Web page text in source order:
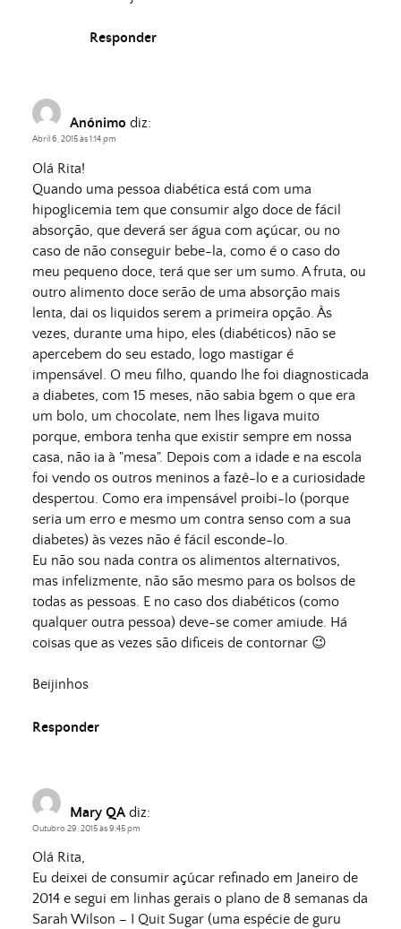
Responder
Anónimo diz:
Abril 6, 2015 às 1:14 pm
Olá Rita!
Quando uma pessoa diabética está com uma
hipoglicemia tem que consumir algo doce de fácil
absorção, que deverá ser água com açúcar, ou no
caso de não conseguir bebe-la, como é o caso do
meu pequeno doce, terá que ser um sumo. A fruta, ou
outro alimento doce serão de uma absorção mais
lenta, dai os liquidos serem a primeira opção. Às
vezes, durante uma hipo, eles (diabéticos) não se
apercebem do seu estado, logo mastigar é
impensável. O meu filho, quando lhe foi diagnosticada
a diabetes, com 15 meses, não sabia bgem o que era
um bolo, um chocolate, nem lhes ligava muito
porque, embora tenha que existir sempre em nossa
casa, não ia à "mesa". Depois com a idade e na escola
foi vendo os outros meninos a fazê-lo e a curiosidade
despertou. Como era impensável proibi-lo (porque
seria um erro e mesmo um contra senso com a sua
diabetes) às vezes não é fácil esconde-lo.
Eu não sou nada contra os alimentos alternativos,
mas infelizmente, não são mesmo para os bolsos de
todas as pessoas. E no caso dos diabéticos (como
qualquer outra pessoa) deve-se comer amiude. Há
coisas que as vezes são dificeis de contornar 😉
Beijinhos
Responder
Mary QA diz:
Outubro 29, 2015 às 9:45 pm
Olá Rita,
Eu deixei de consumir açúcar refinado em Janeiro de
2014 e segui em linhas gerais o plano de 8 semanas da
Sarah Wilson – I Quit Sugar (uma espécie de guru